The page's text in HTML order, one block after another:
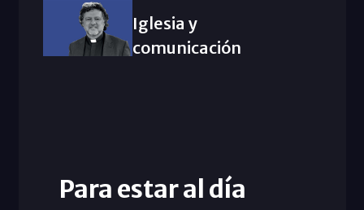
Iglesia y
comunicación
Para estar al día